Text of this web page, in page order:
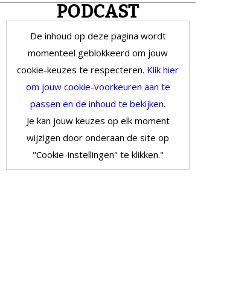
PODCAST
De inhoud op deze pagina wordt
momenteel geblokkeerd om jouw
cookie-keuzes te respecteren. Klik hier
om jouw cookie-voorkeuren aan te
passen en de inhoud te bekijken.
Je kan jouw keuzes op elk moment
wijzigen door onderaan de site op
"Cookie-instellingen" te klikken."